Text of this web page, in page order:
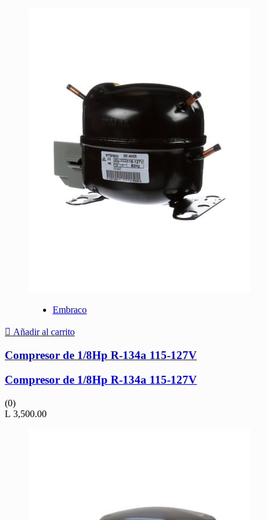
Embraco
Añadir al carrito
Compresor de 1/8Hp R-134a 115-127V
Compresor de 1/8Hp R-134a 115-127V
(0)
L 3,500.00